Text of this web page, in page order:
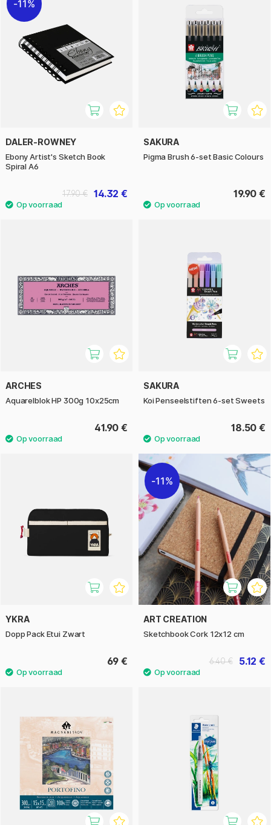
11%
DALER-ROWNEY
Ebony Artist's Sketch Book
Spiral A6
14.32 €
17.90 €
SAKURA
Pigma Brush 6-set Basic Colours
19.90 €
ARCHES
Aquarelblok HP 300g 10x25cm
41.90 €
SAKURA
Koi Penseelstiften 6-set Sweets
18.50 €
YKRA
Dopp Pack Etui Zwart
69 €
11%
ART CREATION
Sketchbook Cork 12x12 cm
5.12 €
6.40 €